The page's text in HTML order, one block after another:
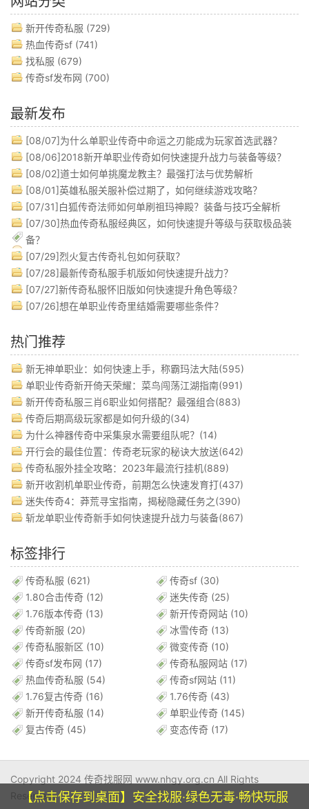
新开传奇私服 (729)
热血传奇sf (741)
找私服 (679)
传奇sf发布网 (700)
最新发布
[08/07]为什么单职业传奇中命运之刃能成为玩家首选武器？
[08/06]2018新开单职业传奇如何快速提升战力与装备等级？
[08/02]道士如何单挑魔龙教主？最强打法与优势解析
[08/01]英雄私服关服补偿过期了，如何继续游戏攻略？
[07/31]白狐传奇法师如何单刷祖玛神殿？装备与技巧全解析
[07/30]热血传奇私服经典区，如何快速提升等级与获取极品装
备？
[07/29]烈火复古传奇礼包如何获取？
[07/28]最新传奇私服手机版如何快速提升战力？
[07/27]新传奇私服怀旧版如何快速提升角色等级？
[07/26]想在单职业传奇里结婚需要哪些条件？
热门推荐
新无神单职业：如何快速上手，称霸玛法大陆(595)
单职业传奇新开倚天荣耀：菜鸟闯荡江湖指南(991)
新开传奇私服三肖6职业如何搭配？最强组合(883)
传奇后期高级玩家都是如何升级的(34)
为什么神器传奇中采集泉水需要组队呢？(14)
开行会的最佳位置：传奇老玩家的秘诀大放送(642)
传奇私服外挂全攻略：2023年最流行挂机(889)
新开收割机单职业传奇，前期怎么快速发育打(437)
迷失传奇4：莽荒寻宝指南，揭秘隐藏任务之(390)
斩龙单职业传奇新手如何快速提升战力与装备(867)
标签排行
传奇私服 (621) 传奇sf (30)
1.80合击传奇 (12) 迷失传奇 (25)
1.76版本传奇 (13) 新开传奇网站 (10)
传奇新服 (20) 冰雪传奇 (13)
传奇私服新区 (10) 微变传奇 (10)
传奇sf发布网 (17) 传奇私服网站 (17)
热血传奇私服 (54) 传奇sf网站 (11)
1.76复古传奇 (16) 1.76传奇 (43)
新开传奇私服 (14) 单职业传奇 (145)
复古传奇 (45) 变态传奇 (17)
Copyright 2024 传奇找服网 www.nhgy.org.cn All Rights
Reserved.
【点击保存到桌面】安全找服·绿色无毒·畅快玩服